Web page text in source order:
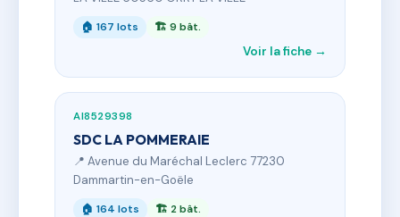
🏠 167 lots 🏗 9 bât.
Voir la fiche →
AI8529398
SDC LA POMMERAIE
📍 Avenue du Maréchal Leclerc 77230
Dammartin-en-Goële
🏠 164 lots 🏗 2 bât.